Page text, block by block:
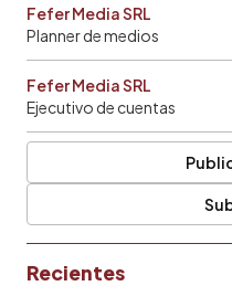
Fefer Media SRL
Planner de medios
Fefer Media SRL
Ejecutivo de cuentas
Recientes